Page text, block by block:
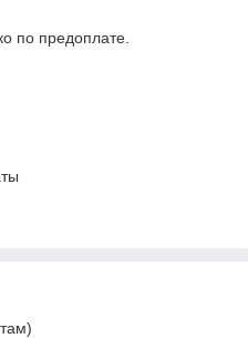
по предоплате.